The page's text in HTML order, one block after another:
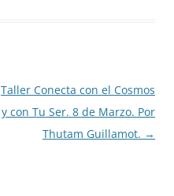
Taller Conecta con el Cosmos
y con Tu Ser. 8 de Marzo. Por
Thutam Guillamot. →